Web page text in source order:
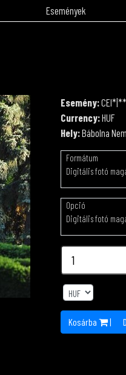
Események
Esemény:
Currency:HUF
Hely:Bábolna
Formátum
Digitális fotó
Opció
Digitális fotó
Kosárba |